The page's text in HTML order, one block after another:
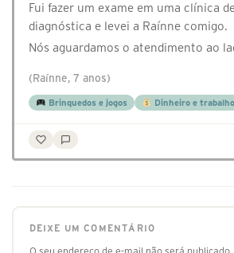
Fui fazer um exame em uma clínica
diagnóstica e levei a Raínne comigo.
Nós aguardamos o atendimento ao
(Raínne, 7 anos)
Brinquedos e jogos Dinheiro e trabalho
DEIXE UM COMENTÁRIO
O seu endereço de e-mail não será publicado.